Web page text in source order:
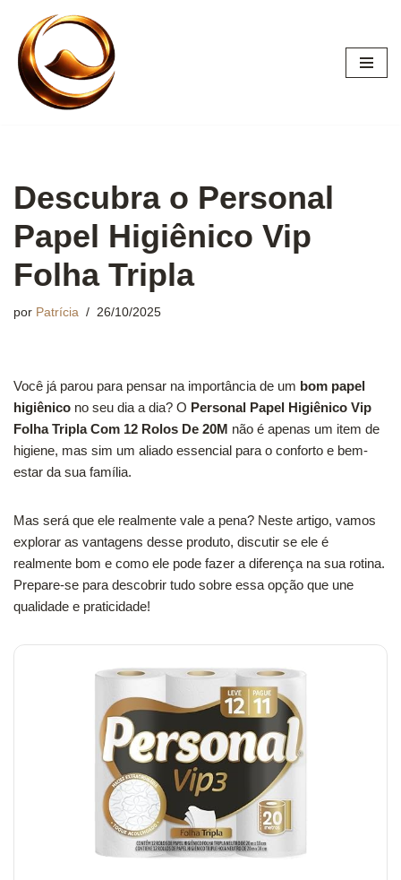
Pular
para
conteúdo
Descubra o Personal
Papel Higiênico Vip
Folha Tripla
por Patrícia 26/10/2025
Você já parou para pensar na importância de um bom papel
higiênico no seu dia a dia? O Personal Papel Higiênico Vip
Folha Tripla Com 12 Rolos De 20M não é apenas um item de
higiene, mas sim um aliado essencial para o conforto e bem-
estar da sua família.
Mas será que ele realmente vale a pena? Neste artigo, vamos
explorar as vantagens desse produto, discutir se ele é
realmente bom e como ele pode fazer a diferença na sua rotina.
Prepare-se para descobrir tudo sobre essa opção que une
qualidade e praticidade!